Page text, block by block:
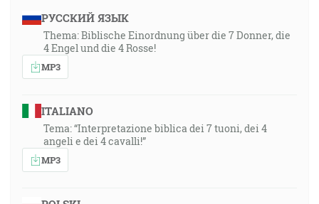
РУССКИЙ ЯЗЫК
Thema: Biblische Einordnung über die 7 Donner, die
4 Engel und die 4 Rosse!
MP3
ITALIANO
Tema: “Interpretazione biblica dei 7 tuoni, dei 4
angeli e dei 4 cavalli!”
MP3